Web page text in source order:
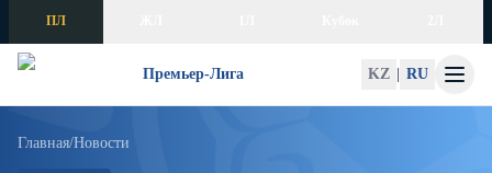
Skip to content
ПЛ
Премьер-Лига KZ RU
Главная/Новости